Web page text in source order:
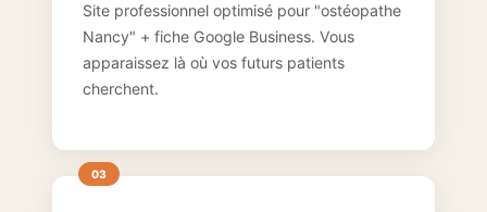
Site professionnel optimisé pour "ostéopathe
Nancy" + fiche Google Business. Vous
apparaissez là où vos futurs patients
cherchent.